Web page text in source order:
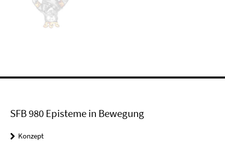
SFB 980 Episteme in Bewegung
Konzept